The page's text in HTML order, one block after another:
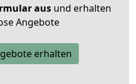
ausund erhalten
Angebote
erhalten